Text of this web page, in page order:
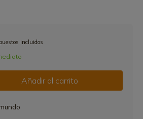
incluidos
Añadir al carrito